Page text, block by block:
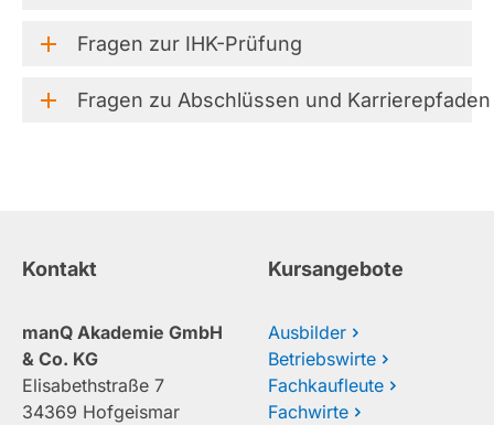
Fragen zur IHK-Prüfung
Fragen zu Abschlüssen und Karrierepfaden
Kontakt
manQ Akademie GmbH
& Co. KG
Elisabethstraße 7
34369 Hofgeismar
Kursangebote
Ausbilder
Betriebswirte
Fachkaufleute
Fachwirte